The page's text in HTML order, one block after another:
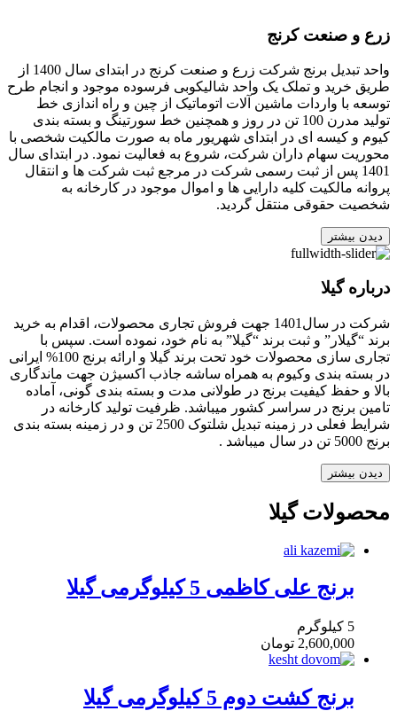
زرع و صنعت کرنج
واحد تبدیل برنج شرکت زرع و صنعت کرنج در ابتدای سال 1400 از
طریق خرید و تملک یک واحد شالیکوبی فرسوده موجود و انجام طرح
توسعه با واردات ماشین آلات اتوماتیک از چین و راه اندازی خط
تولید مدرن 100 تن در روز و همچنین خط سورتینگ و بسته بندی
کیوم و کیسه ای در ابتدای شهریور ماه به صورت مالکیت شخصی با
محوریت سهام داران شرکت، شروع به فعالیت نمود. در ابتدای سال
1401 پس از ثبت رسمی شرکت در مرجع ثبت شرکت ها و انتقال
پروانه مالکیت کلیه دارایی ها و اموال موجود در کارخانه به
شخصیت حقوقی منتقل گردید.
دیدن بیشتر
درباره گیلا
شرکت در سال1401 جهت فروش تجاری محصولات، اقدام به خرید
برند “گیلار” و ثبت برند “گیلا” به نام خود، نموده است. سپس با
تجاری سازی محصولات خود تحت برند گیلا و ارائه برنج 100% ایرانی
در بسته بندی وکیوم به همراه ساشه جاذب اکسیژن جهت ماندگاری
بالا و حفظ کیفیت برنج در طولانی مدت و بسته بندی گونی، آماده
تامین برنج در سراسر کشور میباشد. ظرفیت تولید کارخانه در
شرایط فعلی در زمینه تبدیل شلتوک 2500 تن و در زمینه بسته بندی
برنج 5000 تن در سال میباشد .
دیدن بیشتر
محصولات گیلا
برنج علی کاظمی 5 کیلوگرمی گیلا
5 کیلوگرم
2,600,000 تومان
برنج کشت دوم 5 کیلوگرمی گیلا